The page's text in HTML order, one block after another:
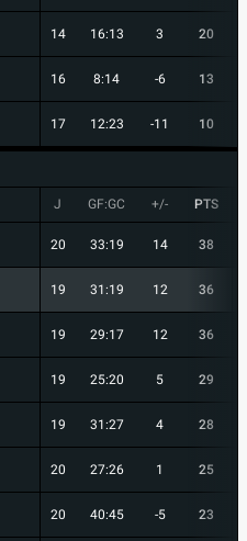
14 16:13 3 20
16 8:14 -6 13
17 12:23 -11 10
J GF:GC +/- PTS
20 33:19 14 38
19 31:19 12 36
19 29:17 12 36
19 25:20 5 29
19 31:27 4 28
20 27:26 1 25
20 40:45 -5 23